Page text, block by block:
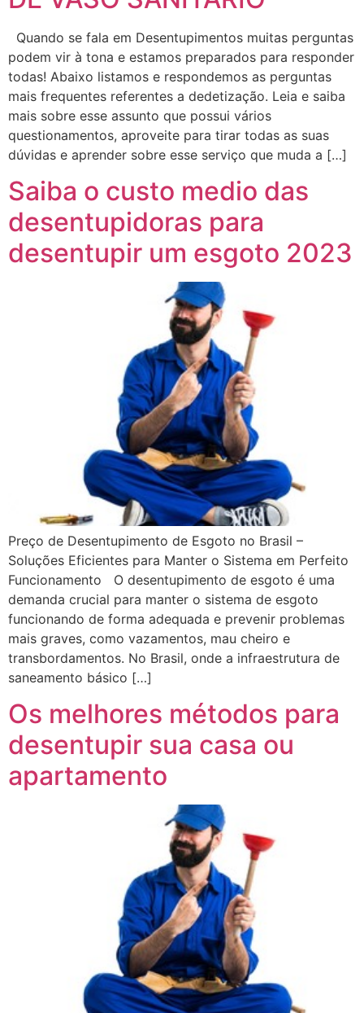
Quando se fala em Desentupimentos muitas perguntas
podem vir à tona e estamos preparados para responder
todas! Abaixo listamos e respondemos as perguntas
mais frequentes referentes a dedetização. Leia e saiba
mais sobre esse assunto que possui vários
questionamentos, aproveite para tirar todas as suas
dúvidas e aprender sobre esse serviço que muda a […]
Saiba o custo medio das
desentupidoras para
desentupir um esgoto 2023
Preço de Desentupimento de Esgoto no Brasil –
Soluções Eficientes para Manter o Sistema em Perfeito
Funcionamento O desentupimento de esgoto é uma
demanda crucial para manter o sistema de esgoto
funcionando de forma adequada e prevenir problemas
mais graves, como vazamentos, mau cheiro e
transbordamentos. No Brasil, onde a infraestrutura de
saneamento básico […]
Os melhores métodos para
desentupir sua casa ou
apartamento